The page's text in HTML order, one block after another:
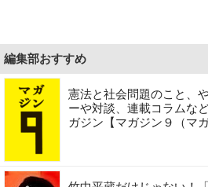
編集部おすすめ
憲法と社会問題のこと、
ーや対談、連載コラムな
ガジン【マガジン９（マ